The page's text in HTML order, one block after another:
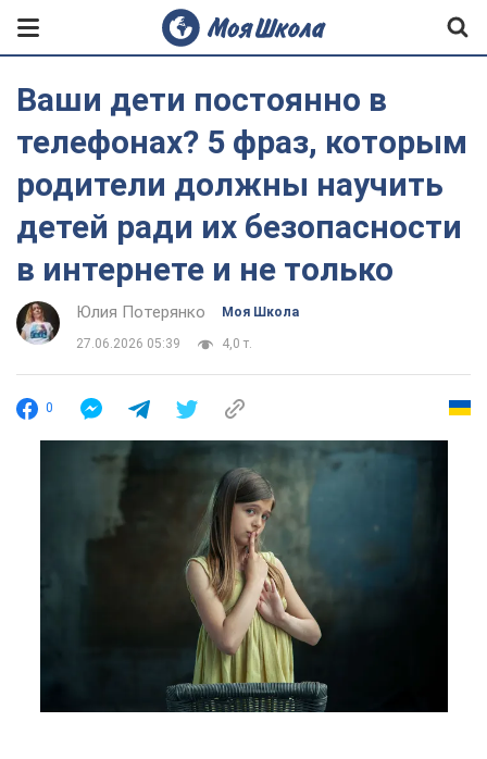
Ваши дети постоянно в
телефонах? 5 фраз, которым
родители должны научить
детей ради их безопасности
в интернете и не только
Юлия Потерянко Моя Школа
27.06.2026 05:39 4,0 т.
0